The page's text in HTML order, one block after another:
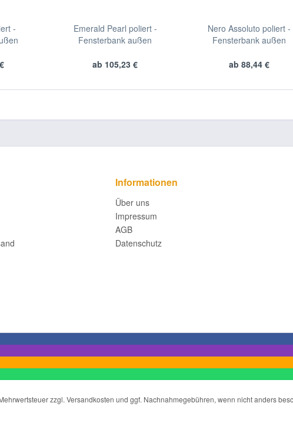
-
Emerald Pearl poliert -
Fensterbank außen
ab 105,23 €
Nero Assoluto poliert -
Fensterbank außen
ab 88,44 €
Informationen
Über uns
Impressum
AGB
Datenschutz
zzgl. Versandkosten und ggf. Nachnahmegebühren, wenn nicht anders